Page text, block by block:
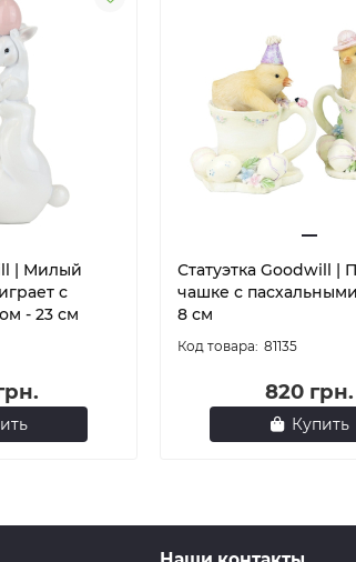
| Милый
с
- 23 см
Статуэтка Goodwill |
чашке с
8 см
81135
820 грн.
Купить